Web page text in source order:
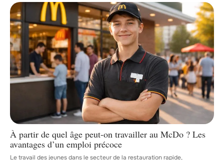
À partir de quel âge peut-on travailler au McDo ? Les
avantages d’un emploi précoce
Le travail des jeunes dans le secteur de la restauration rapide,